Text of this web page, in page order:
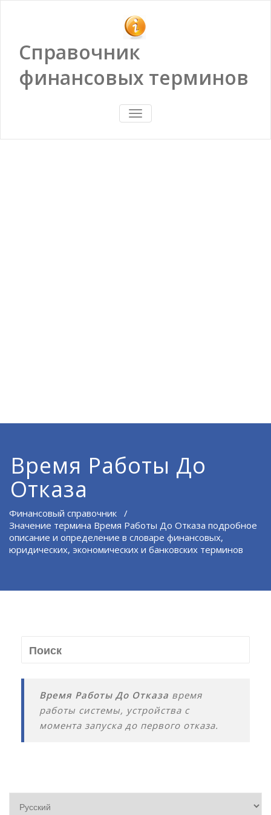
Справочник
финансовых терминов
ПОКАЗАТЬ/
СКРЫТЬ
Время Работы До
Отказа
Финансовый справочник /
Значение термина Время Работы До Отказа подробное
описание и определение в словаре финансовых,
юридических, экономических и банковских терминов
Время Работы До Отказа время
работы системы, устройства с
момента запуска до первого отказа.